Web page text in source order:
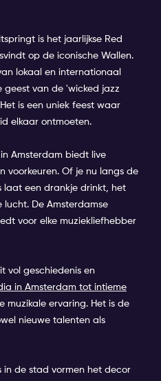
is het jaarlijkse Red
op de iconische Wallen.
lokaal en internationaal
van de 'wicked jazz
is een uniek feest waar
elkaar ontmoeten.
Amsterdam biedt live
voorkeuren. Of je nu langs de
laat een drankje drinkt, het
De Amsterdamse
voor elke muziekliefhebber
vol geschiedenis en
in Amsterdam tot intieme
muzikale ervaring. Het is de
nieuwe talenten als
in de stad vormen het decor